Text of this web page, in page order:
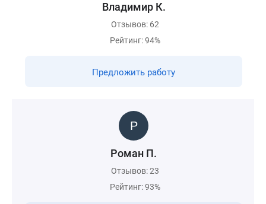
Владимир К.
Отзывов: 62
Рейтинг: 94%
Предложить работу
Роман П.
Отзывов: 23
Рейтинг: 93%